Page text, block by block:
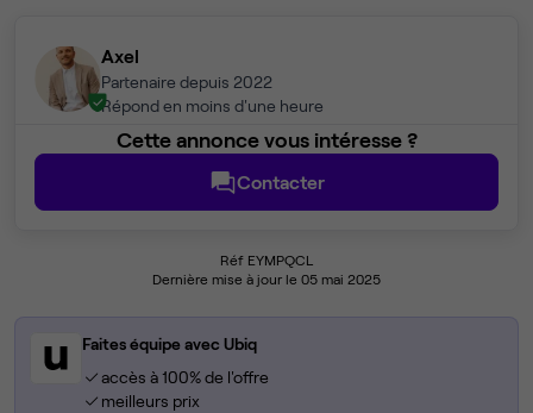
Axel
Partenaire depuis 2022
Répond en moins d'une heure
Cette annonce vous intéresse ?
Contacter
Réf EYMPQCL
Dernière mise à jour le 05 mai 2025
Faites équipe avec Ubiq
accès à 100% de l'offre
meilleurs prix